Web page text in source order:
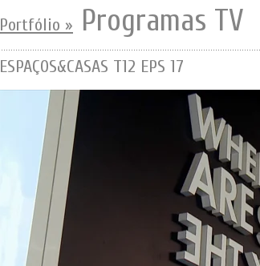
Portfólio » Programas TV
ESPAÇOS&CASAS T12 EPS 17